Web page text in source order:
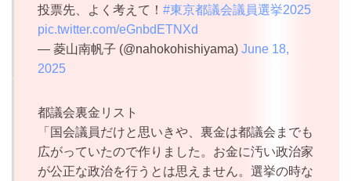
投票先、よく考えて！ #東京都議会議員選挙2025
pic.twitter.com/eGnbdETNXd
— 菱山南帆子 (@nahokohishiyama) June 18,
2025
都議会裏金リスト
「国会議員だけと思いきや、裏金は都議会までも
広がっていたので作りました。お金に汚い政治家
が公正な政治を行うとは思えません。選挙の時な